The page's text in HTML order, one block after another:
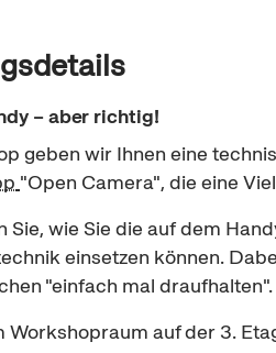
– aber richtig!
geben wir Ihnen eine
"Open Camera", die eine
Sie, wie Sie die auf dem
einsetzen können.
"einfach mal draufhalten".
Workshopraum auf der 3.